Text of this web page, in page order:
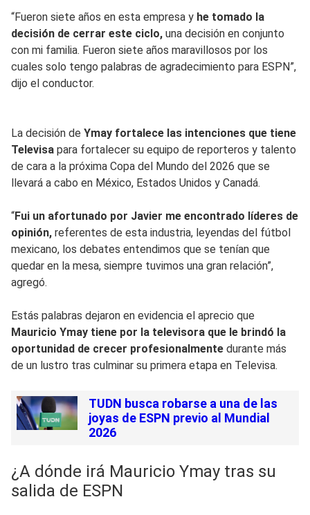
“Fueron siete años en esta empresa y he tomado la
decisión de cerrar este ciclo, una decisión en conjunto
con mi familia. Fueron siete años maravillosos por los
cuales solo tengo palabras de agradecimiento para ESPN”,
dijo el conductor.
La decisión de Ymay fortalece las intenciones que tiene
Televisa para fortalecer su equipo de reporteros y talento
de cara a la próxima Copa del Mundo del 2026 que se
llevará a cabo en México, Estados Unidos y Canadá.
“Fui un afortunado por Javier me encontrado líderes de
opinión, referentes de esta industria, leyendas del fútbol
mexicano, los debates entendimos que se tenían que
quedar en la mesa, siempre tuvimos una gran relación”,
agregó.
Estás palabras dejaron en evidencia el aprecio que
Mauricio Ymay tiene por la televisora que le brindó la
oportunidad de crecer profesionalmente durante más
de un lustro tras culminar su primera etapa en Televisa.
TUDN busca robarse a una de las
joyas de ESPN previo al Mundial
2026
¿A dónde irá Mauricio Ymay tras su
salida de ESPN